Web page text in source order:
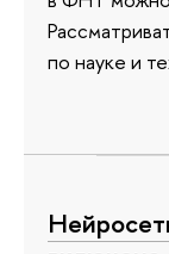
по науке и